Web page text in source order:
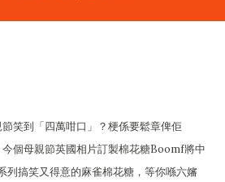
笑到「四萬咁口」？梗係要鬆章俾佢
今個母親節英國相片訂製棉花糖Boomf將中
列搞笑又得意的麻雀棉花糖，等你喺六嬸